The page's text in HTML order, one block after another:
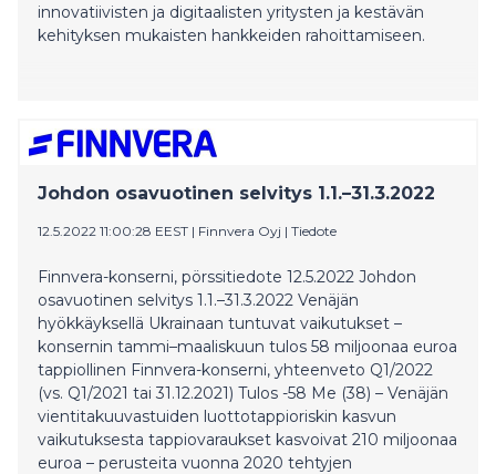
innovatiivisten ja digitaalisten yritysten ja kestävän
kehityksen mukaisten hankkeiden rahoittamiseen.
Johdon osavuotinen selvitys 1.1.–31.3.2022
12.5.2022 11:00:28 EEST | Finnvera Oyj | Tiedote
Finnvera-konserni, pörssitiedote 12.5.2022 Johdon
osavuotinen selvitys 1.1.–31.3.2022 Venäjän
hyökkäyksellä Ukrainaan tuntuvat vaikutukset –
konsernin tammi–maaliskuun tulos 58 miljoonaa euroa
tappiollinen Finnvera-konserni, yhteenveto Q1/2022
(vs. Q1/2021 tai 31.12.2021) Tulos -58 Me (38) – Venäjän
vientitakuuvastuiden luottotappioriskin kasvun
vaikutuksesta tappiovaraukset kasvoivat 210 miljoonaa
euroa – perusteita vuonna 2020 tehtyjen